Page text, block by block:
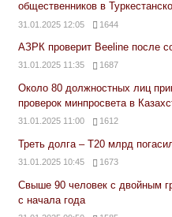
общественников в
31.01.2025 12:05 1644
АЗРК проверит Beeline после
31.01.2025 11:35 1687
Около 80 должностных лиц
проверок минпросвета в
31.01.2025 11:00 1612
Треть долга – Т20 млрд
31.01.2025 10:45 1673
Свыше 90 человек с двойным
с начала года